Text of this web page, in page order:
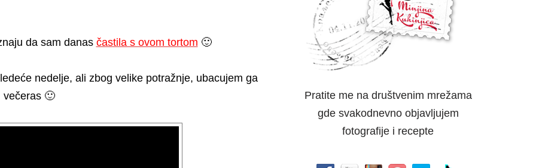
da sam danas častila s ovom tortom 🙂
nedelje, ali zbog velike potražnje, ubacujem ga
večeras 🙂
Pratite me na društvenim mrežama
gde svakodnevno objavljujem
fotografije i recepte